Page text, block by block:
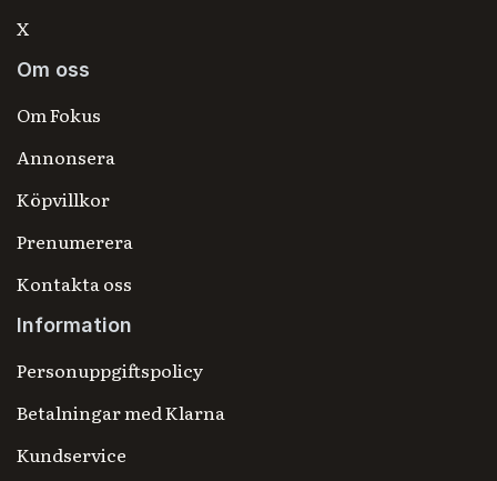
X
Om oss
Om Fokus
Annonsera
Köpvillkor
Prenumerera
Kontakta oss
Information
Personuppgiftspolicy
Betalningar med Klarna
Kundservice